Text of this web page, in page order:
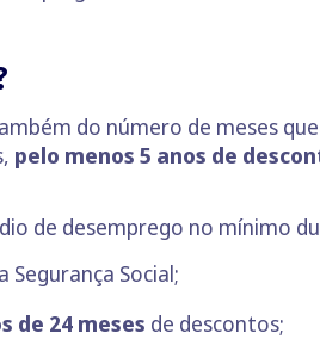
do número de meses
pelo menos 5 anos de
de desemprego no mínimo
Segurança Social;
de 24 meses de descontos;